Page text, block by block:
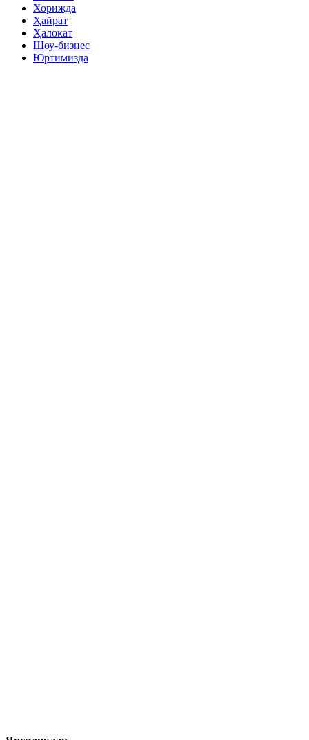
Хорижда
Ҳайрат
Ҳалокат
Шоу-бизнес
Юртимизда